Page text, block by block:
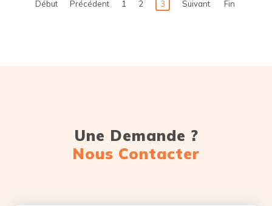
Début Précédent 1 2 3 Suivant Fin
Une Demande ?
Nous Contacter